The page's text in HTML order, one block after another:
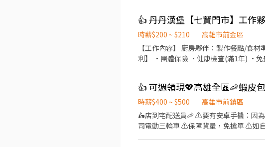
👍 丹丹漢堡【七賢門市】工作
時薪$200 ~ $210
高雄市前金區
【工作內容】 廚房夥伴：製作餐點/食
利】 ·團體保險 ·健康檢查(滿1年) ·免
時薪$400 ~ $500
高雄市前鎮區
🛵店到宅配送員🦐 ⚠️要有安卓手機：因
司電動三輪車 ⚠️保障貨量，免搶單 ⚠️如